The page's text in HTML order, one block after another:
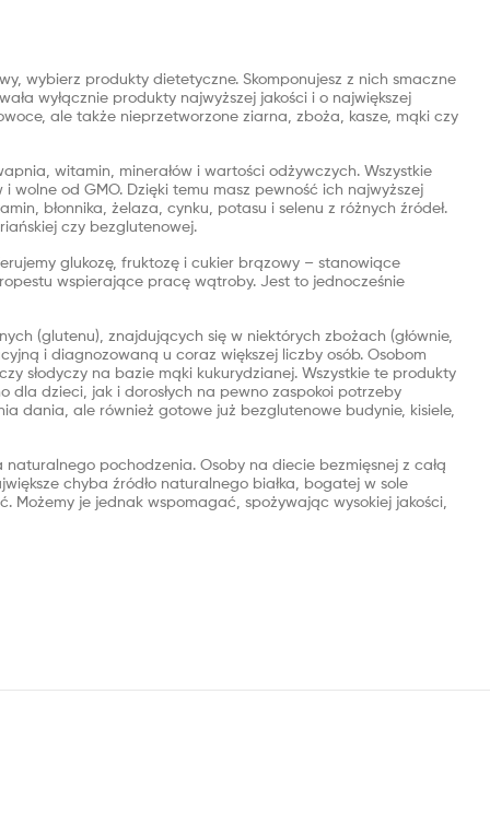
wybierz produkty dietetyczne. Skomponujesz z nich smaczne
wyłącznie produkty najwyższej jakości i o największej
ale także nieprzetworzone ziarna, zboża, kasze, mąki czy
witamin, minerałów i wartości odżywczych. Wszystkie
wolne od GMO. Dzięki temu masz pewność ich najwyższej
błonnika, żelaza, cynku, potasu i selenu z różnych źródeł.
czy bezglutenowej.
glukozę, fruktozę i cukier brązowy – stanowiące
wspierające pracę wątroby. Jest to jednocześnie
(glutenu), znajdujących się w niektórych zbożach (głównie,
i diagnozowaną u coraz większej liczby osób. Osobom
słodyczy na bazie mąki kukurydzianej. Wszystkie te produkty
dla dzieci, jak i dorosłych na pewno zaspokoi potrzeby
dania, ale również gotowe już bezglutenowe budynie, kisiele,
pochodzenia. Osoby na diecie bezmięsnej z całą
chyba źródło naturalnego białka, bogatej w sole
Możemy je jednak wspomagać, spożywając wysokiej jakości,